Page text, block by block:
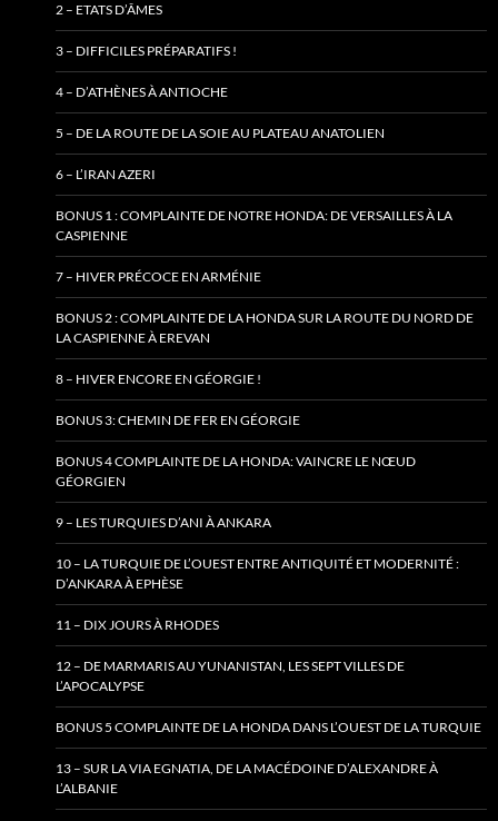
2 – ETATS D’ÂMES
3 – DIFFICILES PRÉPARATIFS !
4 – D’ATHÈNES À ANTIOCHE
5 – DE LA ROUTE DE LA SOIE AU PLATEAU ANATOLIEN
6 – L’IRAN AZERI
BONUS 1 : COMPLAINTE DE NOTRE HONDA: DE VERSAILLES À LA
CASPIENNE
7 – HIVER PRÉCOCE EN ARMÉNIE
BONUS 2 : COMPLAINTE DE LA HONDA SUR LA ROUTE DU NORD DE
LA CASPIENNE À EREVAN
8 – HIVER ENCORE EN GÉORGIE !
BONUS 3: CHEMIN DE FER EN GÉORGIE
BONUS 4 COMPLAINTE DE LA HONDA: VAINCRE LE NŒUD
GÉORGIEN
9 – LES TURQUIES D’ANI À ANKARA
10 – LA TURQUIE DE L’OUEST ENTRE ANTIQUITÉ ET MODERNITÉ :
D’ANKARA À EPHÈSE
11 – DIX JOURS À RHODES
12 – DE MARMARIS AU YUNANISTAN, LES SEPT VILLES DE
L’APOCALYPSE
BONUS 5 COMPLAINTE DE LA HONDA DANS L’OUEST DE LA TURQUIE
13 – SUR LA VIA EGNATIA, DE LA MACÉDOINE D’ALEXANDRE À
L’ALBANIE